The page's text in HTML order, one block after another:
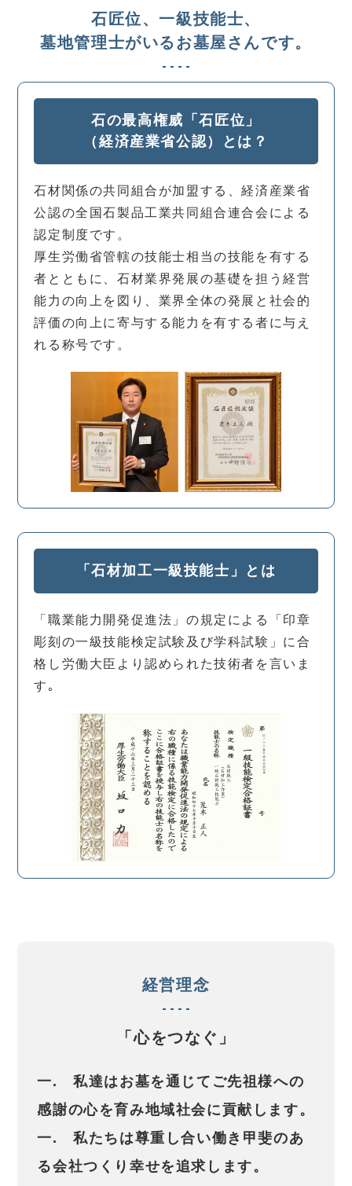
石匠位、一級技能士、
墓地管理士がいるお墓屋さんです。
石の最高権威「石匠位」
（経済産業省公認）とは？
石材関係の共同組合が加盟する、経済産業省
公認の全国石製品工業共同組合連合会による
認定制度です。
厚生労働省管轄の技能士相当の技能を有する
者とともに、石材業界発展の基礎を担う経営
能力の向上を図り、業界全体の発展と社会的
評価の向上に寄与する能力を有する者に与え
れる称号です。
「石材加工一級技能士」とは
「職業能力開発促進法」の規定による「印章
彫刻の一級技能検定試験及び学科試験」に合
格し労働大臣より認められた技術者を言いま
す｡
経営理念
「心をつなぐ」
一. 私達はお墓を通じてご先祖様への
感謝の心を育み地域社会に貢献します。
一. 私たちは尊重し合い働き甲斐のあ
る会社つくり幸せを追求します。